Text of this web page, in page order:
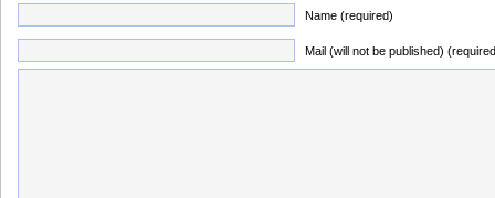
Name (required)
Mail (will not be published)